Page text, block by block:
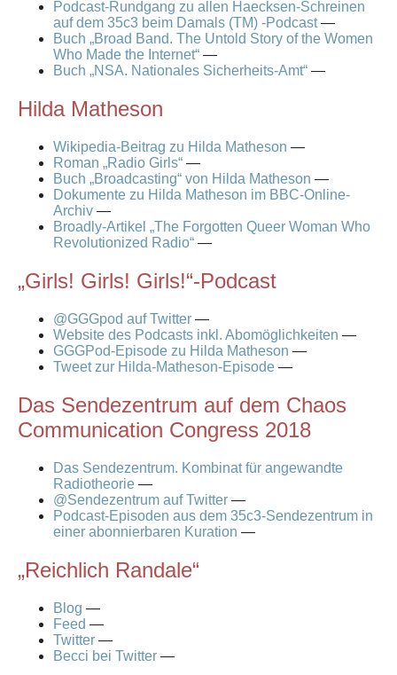
Podcast-Rundgang zu allen Haecksen-Schreinen
auf dem 35c3 beim Damals (TM) -Podcast—
Buch „Broad Band. The Untold Story of the Women
Who Made the Internet“ —
Buch „NSA. Nationales Sicherheits-Amt“ —
Hilda Matheson
Wikipedia-Beitrag zu Hilda Matheson —
Roman „Radio Girls“ —
Buch „Broadcasting“ von Hilda Matheson —
Dokumente zu Hilda Matheson im BBC-Online-
Archiv —
Broadly-Artikel „The Forgotten Queer Woman Who
Revolutionized Radio“ —
„Girls! Girls! Girls!“-Podcast
@GGGpod auf Twitter —
Website des Podcasts inkl. Abomöglichkeiten —
GGGPod-Episode zu Hilda Matheson —
Tweet zur Hilda-Matheson-Episode —
Das Sendezentrum auf dem Chaos
Communication Congress 2018
Das Sendezentrum. Kombinat für angewandte
Radiotheorie —
@Sendezentrum auf Twitter —
Podcast-Episoden aus dem 35c3-Sendezentrum in
einer abonnierbaren Kuration —
„Reichlich Randale“
Blog —
Feed —
Twitter —
Becci bei Twitter —